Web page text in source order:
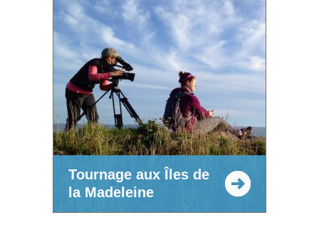
Tournage aux Îles de
la Madeleine